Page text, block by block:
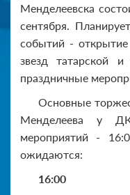
Менделеевска
сентября.
событий -
звезд татарской
праздничные
Основные
Менделеева у
мероприятий -
ожидаются:
16:00